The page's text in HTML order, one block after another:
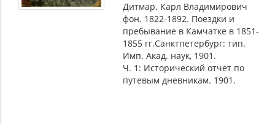
Дитмар. Карл Владимирович
фон. 1822-1892. Поездки и
пребывание в Камчатке в 1851-
1855 гг.Санктпетербург: тип.
Имп. Акад. наук, 1901.
Ч. 1: Исторический отчет по
путевым дневникам. 1901.